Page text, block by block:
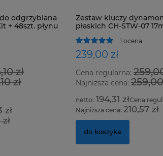
Zestaw kluczy dynamometrycznych
płaskich CH-STW-07 17mm - 29mm
Cena regularna: 259,00 zł
Najniższa cena: 259,00 zł
Cena regularna:210,57 zł
Najniższa cena: 210,57 zł